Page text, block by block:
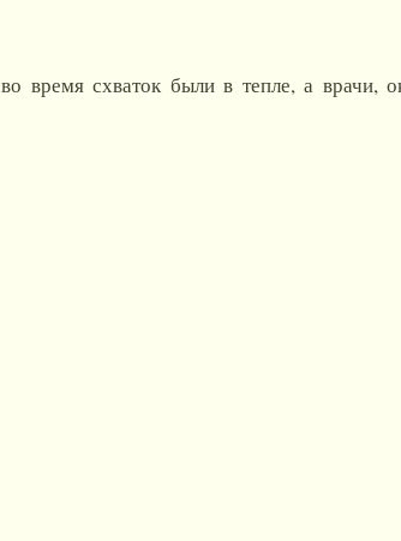
время схваток были в тепле, а врачи,